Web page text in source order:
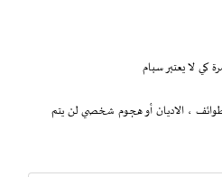
كي لا يعتبر سبام
، الاديان أو هجوم شخصي لن يتم